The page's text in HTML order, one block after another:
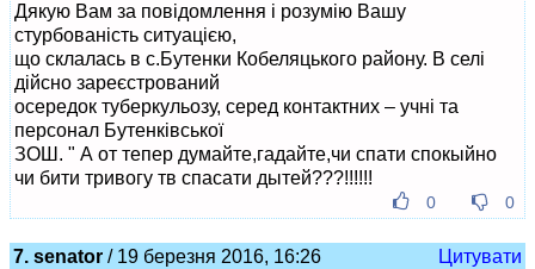
Дякую Вам за повідомлення і розумію Вашу
стурбованість ситуацією,
що склалась в с.Бутенки Кобеляцького району. В селі
дійсно зареєстрований
осередок туберкульозу, серед контактних – учні та
персонал Бутенківської
ЗОШ. " А от тепер думайте,гадайте,чи спати спокыйно
чи бити тривогу тв спасати дытей???!!!!!!
0 0
7. senator / 19 березня 2016, 16:26
Цитувати